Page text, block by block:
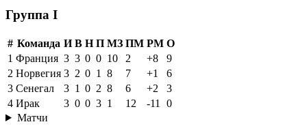
Группа I
# Команда И В Н П МЗ ПМ РМ О
1 Франция 3 3 0 0 10 2 +8
9
2 Норвегия 3 2 0 1 8 7 +1
6
3 Сенегал 3 1 0 2 8 6 +2
3
4 Ирак 3 0 0 3 1 12 -11
0
Матчи